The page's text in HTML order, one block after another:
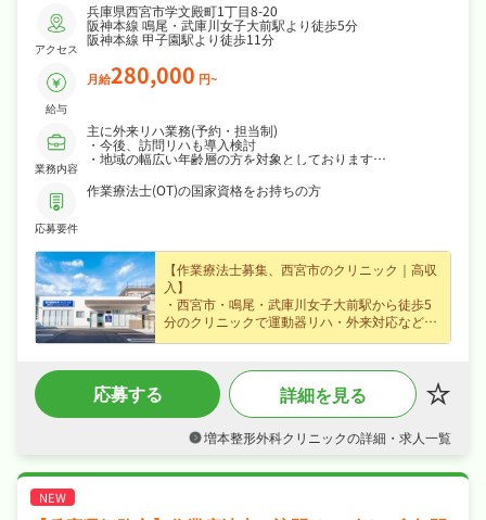
アクセス
兵庫県西宮市学文殿町1丁目8-20
阪神本線 鳴尾・武庫川女子大前駅より徒歩5分
阪神本線 甲子園駅より徒歩11分
給与
月給280,000 円~
業務内容
主に外来リハ業務(予約・担当制)
・今後、訪問リハも導入検討
・地域の幅広い年齢層の方を対象としております
挫・脱臼・骨折などの外傷、スポーツ障がいなどさまざまな疾
患が対象です
応募要件
作業療法士(OT)の国家資格をお持ちの方
【作業療法士募集、西宮市のクリニック｜高収
入】
・西宮市・鳴尾・武庫川女子大前駅から徒歩5
分のクリニックで運動器リハ・外来対応など外
護を支えてみませんか？
・賞与年2回・資格手当など各種手当・昇給あ
りなど好待遇で、月給28万円〜の正社員求人、
・週休2日制・日曜・祝日休み、夏季休暇・年
み・時短勤務相談可でオンオフを切り替えて長
応募する 詳細を見る
増本整形外科クリニックの詳細・求人一覧